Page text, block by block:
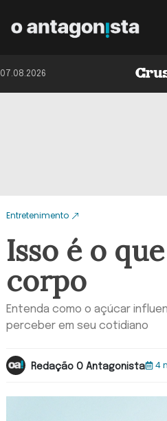
07.08.2026
Entretenimento
Isso é o
corpo
Entenda como o açúcar
perceber em seu cotidiano
Redação O Antagonista 4